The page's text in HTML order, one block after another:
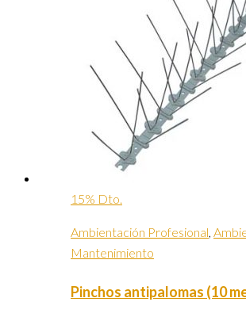
15% Dto.
Ambientación Profesional,
Mantenimiento
Pinchos antipalomas (10